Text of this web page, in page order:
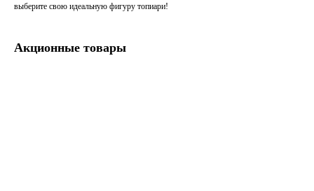
выберите свою идеальную фигуру топиари!
Акционные товары